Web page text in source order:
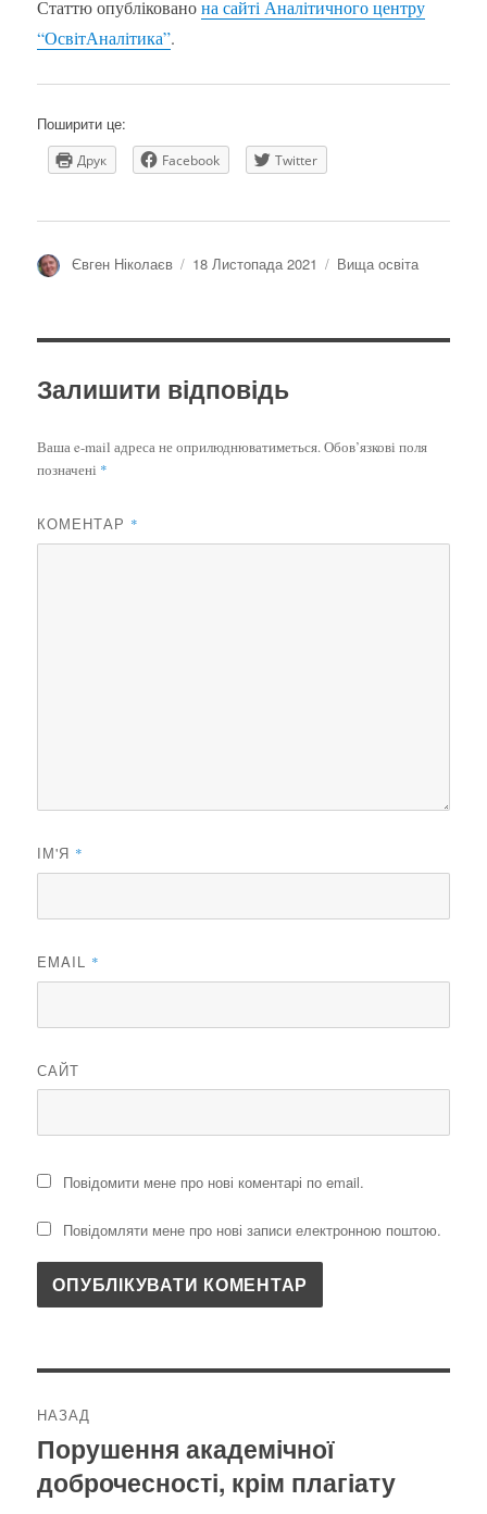
Статтю опублікованона сайті Аналітичного центру
“ОсвітАналітика”.
Поширити це:
Друк Facebook Twitter
Автор
Євген Ніколаєв Оприлюднено
18 Листопада 2021 Категорії
Вища освіта
Залишити відповідь
Ваша e-mail адреса не оприлюднюватиметься. Обов’язкові поля
позначені *
КОМЕНТАР *
ІМ'Я *
EMAIL *
САЙТ
Повідомити мене про нові коментарі по email.
Повідомляти мене про нові записи електронною поштою.
записів
НАЗАД
Попередній
запис:
Порушення академічної
доброчесності, крім плагіату